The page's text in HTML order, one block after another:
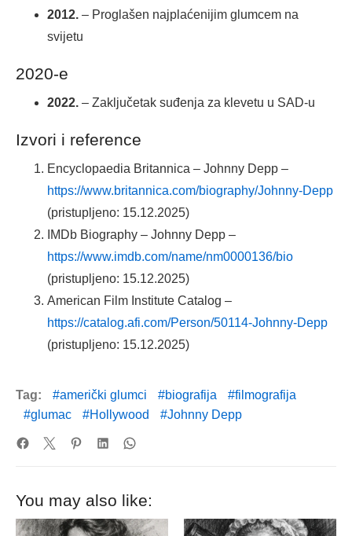
2012. – Proglašen najplaćenijim glumcem na
svijetu
2020-e
2022. – Zaključetak suđenja za klevetu u SAD-u
Izvori i reference
Encyclopaedia Britannica – Johnny Depp –
https://www.britannica.com/biography/Johnny-Depp
(pristupljeno: 15.12.2025)
IMDb Biography – Johnny Depp –
https://www.imdb.com/name/nm0000136/bio
(pristupljeno: 15.12.2025)
American Film Institute Catalog –
https://catalog.afi.com/Person/50114-Johnny-Depp
(pristupljeno: 15.12.2025)
Tag: američki glumci biografija
filmografija
glumac
Hollywood Johnny Depp
You may also like: